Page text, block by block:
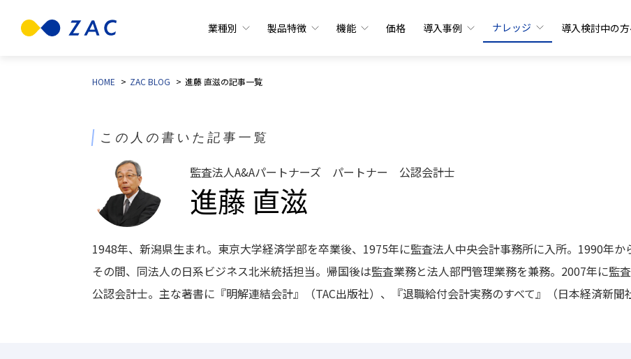
業種別 製品特徴 機能 価格 導入事例 ナレッジ 導入検討中の
HOME > ZAC BLOG > 進藤 直滋の記事一覧
この人の書いた記事一覧
監査法人A&Aパートナーズ パートナー 公認会計士
進藤 直滋
1948年、新潟県生まれ。東京大学経済学部を卒業後、1975年に監査法人中央会計事務所に入所。1990年か
その間、同法人の日系ビジネス北米統括担当。帰国後は監査業務と法人部門管理業務を兼務。2007年に監
公認会計士。主な著書に『明解連結会計』（TAC出版社）、『退職給付会計実務のすべて』（日本経済新聞